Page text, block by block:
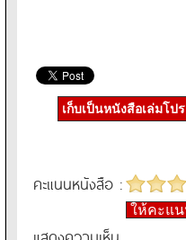
เก็บเป็นหนังสือเล่มโป
คะแนนหนังสือ :
ให้คะแ